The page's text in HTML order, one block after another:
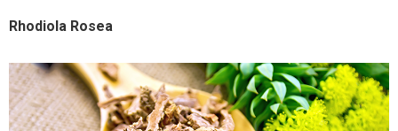
Rhodiola Rosea